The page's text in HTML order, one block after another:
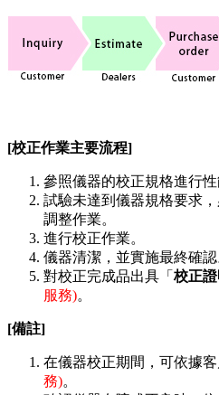
[校正作業主要流程]
參照儀器的校正規格進行
試驗未達到儀器規格要求
調整作業。
進行校正作業。
儀器清潔，並實施最終確認
對校正完成品出具「 校正
服務)。
[備註]
在儀器校正期間，可依據
務)。